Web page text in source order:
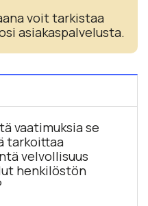
voit tarkistaa
asiakaspalvelusta.
vaatimuksia se
tarkoittaa
velvollisuus
henkilöstön